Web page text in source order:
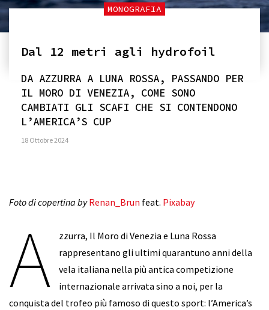
MONOGRAFIA
Dal 12 metri agli hydrofoil
DA AZZURRA A LUNA ROSSA, PASSANDO PER
IL MORO DI VENEZIA, COME SONO
CAMBIATI GLI SCAFI CHE SI CONTENDONO
L’AMERICA’S CUP
18 Ottobre 2024
Foto di copertina by Renan_Brun feat. Pixabay
A
zzurra, Il Moro di Venezia e Luna Rossa
rappresentano gli ultimi quarantuno anni della
vela italiana nella più antica competizione
internazionale arrivata sino a noi, per la
conquista del trofeo più famoso di questo sport: l’America’s